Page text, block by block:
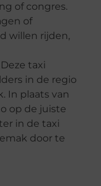
of congres.
of
willen rijden,
taxi
in de regio
In plaats van
op de juiste
in de taxi
door te